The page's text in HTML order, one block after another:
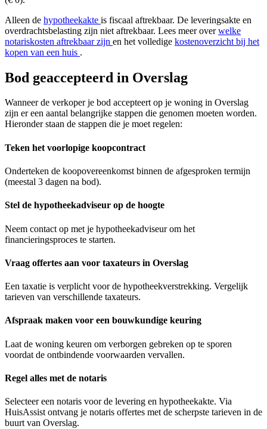
Alleen de hypotheekakte is fiscaal aftrekbaar. De leveringsakte en
overdrachtsbelasting zijn niet aftrekbaar. Lees meer overwelke
notariskosten aftrekbaar zijn en het volledige kostenoverzicht bij het
kopen van een huis .
Bod geaccepteerd in Overslag
Wanneer de verkoper je bod accepteert op je woning in Overslag
zijn er een aantal belangrijke stappen die genomen moeten worden.
Hieronder staan de stappen die je moet regelen:
Teken het voorlopige koopcontract
Onderteken de koopovereenkomst binnen de afgesproken termijn
(meestal 3 dagen na bod).
Stel de hypotheekadviseur op de hoogte
Neem contact op met je hypotheekadviseur om het
financieringsproces te starten.
Vraag offertes aan voor taxateurs in Overslag
Een taxatie is verplicht voor de hypotheekverstrekking. Vergelijk
tarieven van verschillende taxateurs.
Afspraak maken voor een bouwkundige keuring
Laat de woning keuren om verborgen gebreken op te sporen
voordat de ontbindende voorwaarden vervallen.
Regel alles met de notaris
Selecteer een notaris voor de levering en hypotheekakte. Via
HuisAssist ontvang je notaris offertes met de scherpste tarieven in de
buurt van Overslag.